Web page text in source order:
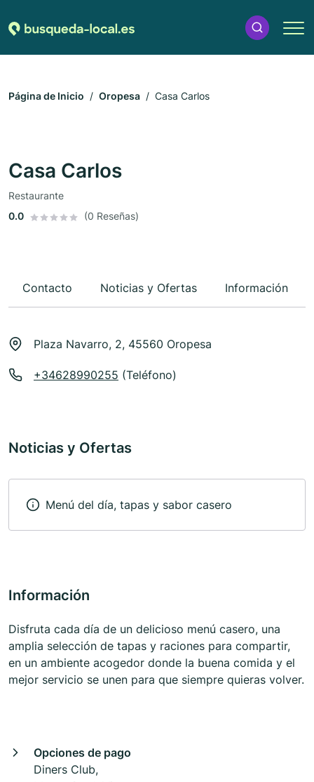
Página de Inicio Oropesa Casa Carlos
Casa Carlos
Restaurante
0.0
(0 Reseñas)
Contacto Noticias y Ofertas Información
Plaza Navarro, 2, 45560 Oropesa
+34628990255 (Teléfono)
Noticias y Ofertas
Menú del día, tapas y sabor casero
Información
Disfruta cada día de un delicioso menú casero, una
amplia selección de tapas y raciones para compartir,
en un ambiente acogedor donde la buena comida y el
mejor servicio se unen para que siempre quieras volver.
Opciones de pago
Diners Club,